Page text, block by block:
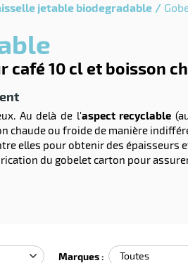
jetable biodegradable
café 10 cl et boisson
Au delà de l'aspect recyclable
chaude ou froide de manière
elles pour obtenir des épaisseurs
du gobelet carton pour
Marques :